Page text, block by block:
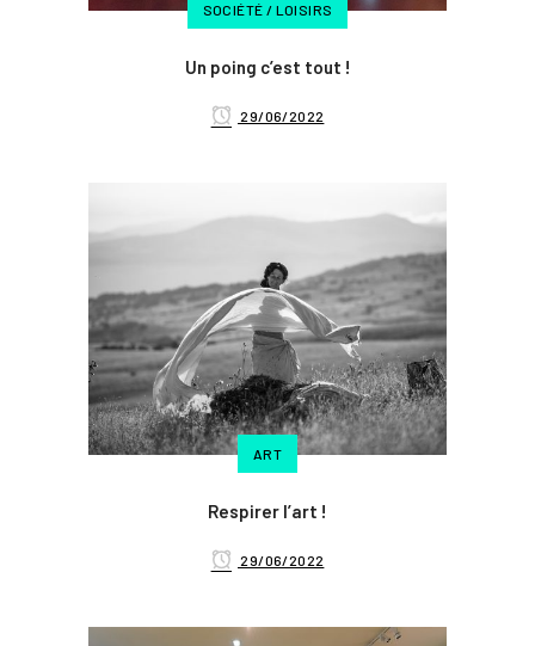
SOCIÉTÉ / LOISIRS
Un poing c’est tout !
29/06/2022
ART
Respirer l’art !
29/06/2022